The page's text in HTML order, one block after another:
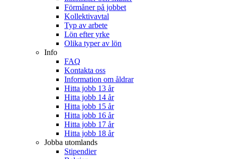
Förmåner på jobbet
Kollektivavtal
Typ av arbete
Lön efter yrke
Olika typer av lön
Info
FAQ
Kontakta oss
Information om åldrar
Hitta jobb 13 år
Hitta jobb 14 år
Hitta jobb 15 år
Hitta jobb 16 år
Hitta jobb 17 år
Hitta jobb 18 år
Jobba utomlands
Stipendier